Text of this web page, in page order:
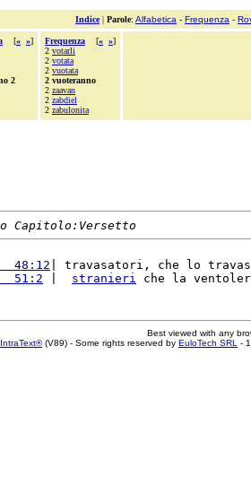
Indice| Parole: Alfabetica - Frequenza -
[« »]
2
Frequenza [« »]
2 votarli
2 votata
2 vuotata
2 vuoteranno
2 zaavan
2 zabdiel
2 zabulonita
Capitolo:Versetto
48:12 | travasatori, che lo
51:2 stranieri che la
Best viewed with any
IntraText®(V89) - Some rights reserved by EuloTech SRL -